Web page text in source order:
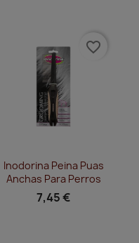
Vista rápida
Inodorina Peina Puas
Anchas Para Perros
7,45 €
favorite_border